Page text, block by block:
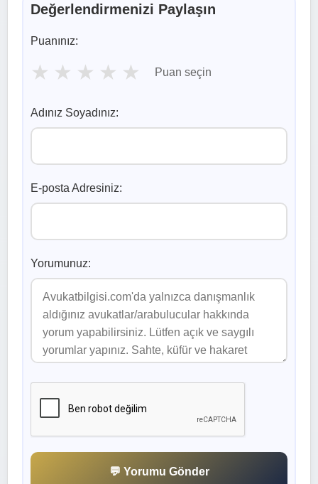
Değerlendirmenizi Paylaşın
Puanınız:
★ ★ ★ ★ ★ Puan seçin
Adınız Soyadınız:
E-posta Adresiniz:
Yorumunuz:
💬 Yorumu Gönder